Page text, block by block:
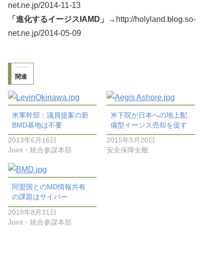
net.ne.jp/2014-11-13
「進化するイージスIAMD」→ http://holyland.blog.so-
net.ne.jp/2014-05-09
関連
米軍幹部：議員提案の新
BMD基地は不要
2013年6月16日
Joint・統合参謀本部
米下院が日本への地上配
備型イージス売却を促す
2015年5月20日
安全保障全般
同盟国とのMD情報共有
の課題はサイバー
2018年8月31日
Joint・統合参謀本部